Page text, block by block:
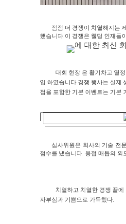
점점 더 경쟁이 치열해지는
했습니다.이 경쟁은 웰딩 인재들
대회 현장 은 활기차고 열
입 하였습니다.경쟁 행사는 실제
접을 포함한 기본 이벤트는 기본
심사위원은 회사의 기술 전
점수를 냈습니다. 용접 매듭의
치열하고 치열한 경쟁 끝
자부심과 기쁨으로 가득했다.